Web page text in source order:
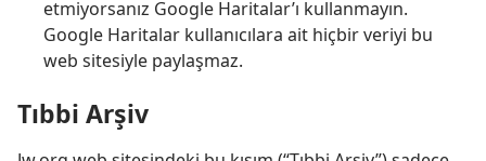
etmiyorsanız Google Haritalar’ı kullanmayın.
Google Haritalar kullanıcılara ait hiçbir veriyi bu
web sitesiyle paylaşmaz.
Tıbbi Arşiv